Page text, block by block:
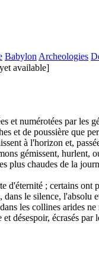
Babylon Archeologies
available]
et numérotées par les
et de poussière que
à l'horizon et,
gémissent, hurlent,
plus chaudes de la
d'éternité ; certains ont
dans le silence, l'absolu
les collines arides
désespoir, écrasés par